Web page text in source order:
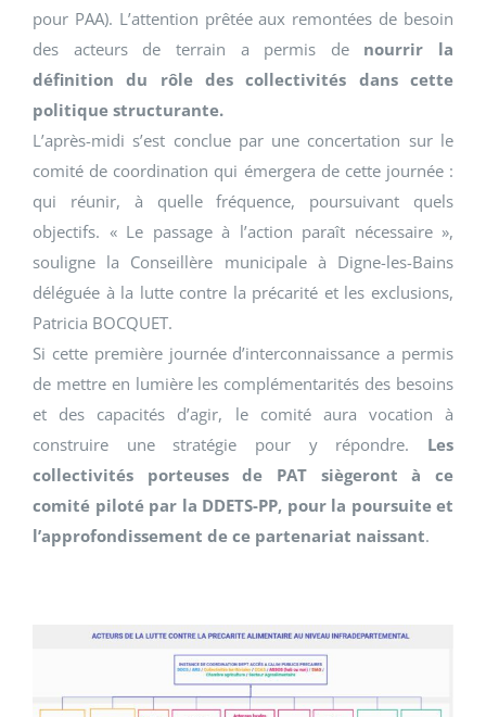
pour PAA). L’attention prêtée aux remontées de besoin
des acteurs de terrain a permis de nourrir la
définition du rôle des collectivités dans cette
politique structurante.
L’après-midi s’est conclue par une concertation sur le
comité de coordination qui émergera de cette journée :
qui réunir, à quelle fréquence, poursuivant quels
objectifs. « Le passage à l’action paraît nécessaire »,
souligne la Conseillère municipale à Digne-les-Bains
déléguée à la lutte contre la précarité et les exclusions,
Patricia BOCQUET.
Si cette première journée d’interconnaissance a permis
de mettre en lumière les complémentarités des besoins
et des capacités d’agir, le comité aura vocation à
construire une stratégie pour y répondre. Les
collectivités porteuses de PAT siègeront à ce
comité piloté par la DDETS-PP, pour la poursuite et
l’approfondissement de ce partenariat naissant.